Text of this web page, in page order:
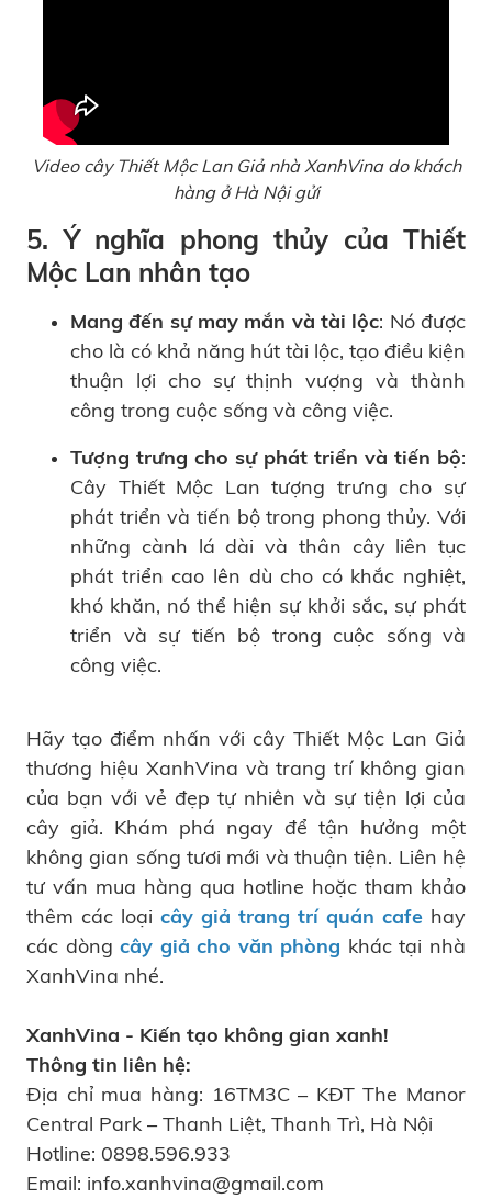
Video cây Thiết Mộc Lan Giả nhà XanhVina do khách
hàng ở Hà Nội gửi
5. Ý nghĩa phong thủy của Thiết
Mộc Lan nhân tạo
Mang đến sự may mắn và tài lộc: Nó được
cho là có khả năng hút tài lộc, tạo điều kiện
thuận lợi cho sự thịnh vượng và thành
công trong cuộc sống và công việc.
Tượng trưng cho sự phát triển và tiến bộ:
Cây Thiết Mộc Lan tượng trưng cho sự
phát triển và tiến bộ trong phong thủy. Với
những cành lá dài và thân cây liên tục
phát triển cao lên dù cho có khắc nghiệt,
khó khăn, nó thể hiện sự khởi sắc, sự phát
triển và sự tiến bộ trong cuộc sống và
công việc.
Hãy tạo điểm nhấn với cây Thiết Mộc Lan Giả
thương hiệu XanhVina và trang trí không gian
của bạn với vẻ đẹp tự nhiên và sự tiện lợi của
cây giả. Khám phá ngay để tận hưởng một
không gian sống tươi mới và thuận tiện. Liên hệ
tư vấn mua hàng qua hotline hoặc tham khảo
thêm các loại cây giả trang trí quán cafe hay
các dòngcây giả cho văn phòng khác tại nhà
XanhVina nhé.
XanhVina - Kiến tạo không gian xanh!
Thông tin liên hệ:
Địa chỉ mua hàng: 16TM3C – KĐT The Manor
Central Park – Thanh Liệt, Thanh Trì, Hà Nội
Hotline: 0898.596.933
Email: info.xanhvina@gmail.com